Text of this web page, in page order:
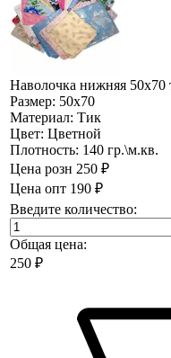
Наволочка нижняя 50х70
Размер: 50х70
Материал: Тик
Цвет: Цветной
Плотность: 140 гр.\м.кв.
Цена розн 250 ₽
Цена опт 190 ₽
Введите количество:
Общая цена:
250 ₽